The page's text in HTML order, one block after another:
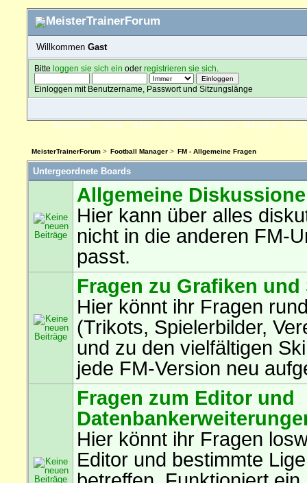
Willkommen Gast
Bitteloggen sie sich ein oderregistrieren sie sich
Einloggen mit Benutzername, Passwort und Sitzungslänge
ÜBERSICHT HILFE SUCHE FAQ FORENREGELN SPENDEN
MeisterTrainerForum> Football Manager> FM - Allgemeine Fragen
Untergeordnete Boards
Allgemeine
Hier kann über alles
nicht in die anderen FM-
passt.
Fragen zu Grafiken und
Hier könnt ihr Fragen
(Trikots, Spielerbilder,
und zu den vielfältigen
jede FM-Version neu
Fragen zum Editor und
Hier könnt ihr Fragen
Editor und bestimmte